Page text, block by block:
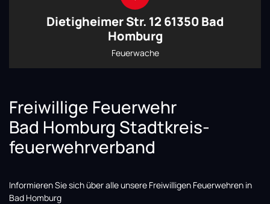
Dietigheimer Str. 12 61350 Bad
Homburg
Feuerwache
Freiwillige Feuerwehr
Bad Homburg Stadtkreis-
feuerwehrverband
Informieren Sie sich über alle unsere Freiwilligen Feuerwehren in
Bad Homburg